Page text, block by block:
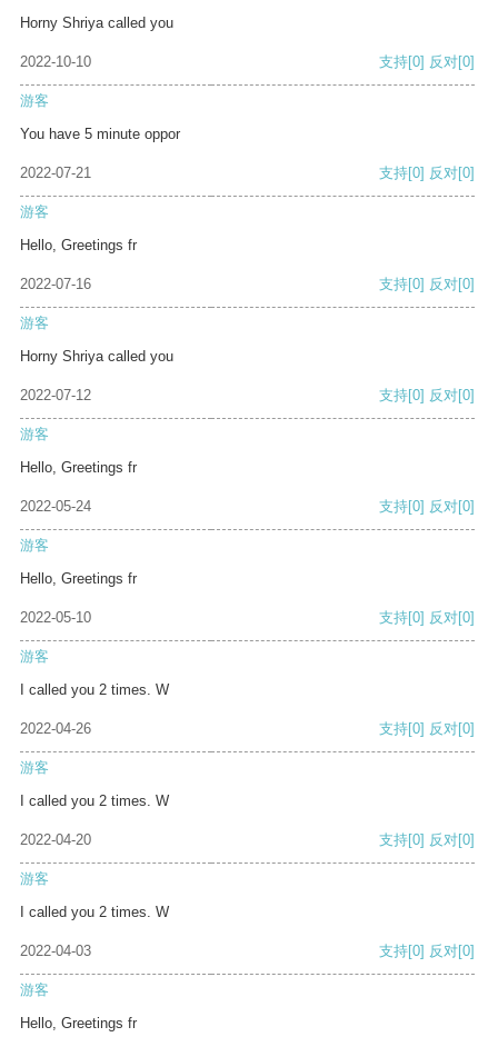
Horny Shriya called you
2022-10-10 支持[0] 反对[0]
游客
You have 5 minute oppor
2022-07-21 支持[0] 反对[0]
游客
Hello, Greetings fr
2022-07-16 支持[0] 反对[0]
游客
Horny Shriya called you
2022-07-12 支持[0] 反对[0]
游客
Hello, Greetings fr
2022-05-24 支持[0] 反对[0]
游客
Hello, Greetings fr
2022-05-10 支持[0] 反对[0]
游客
I called you 2 times. W
2022-04-26 支持[0] 反对[0]
游客
I called you 2 times. W
2022-04-20 支持[0] 反对[0]
游客
I called you 2 times. W
2022-04-03 支持[0] 反对[0]
游客
Hello, Greetings fr